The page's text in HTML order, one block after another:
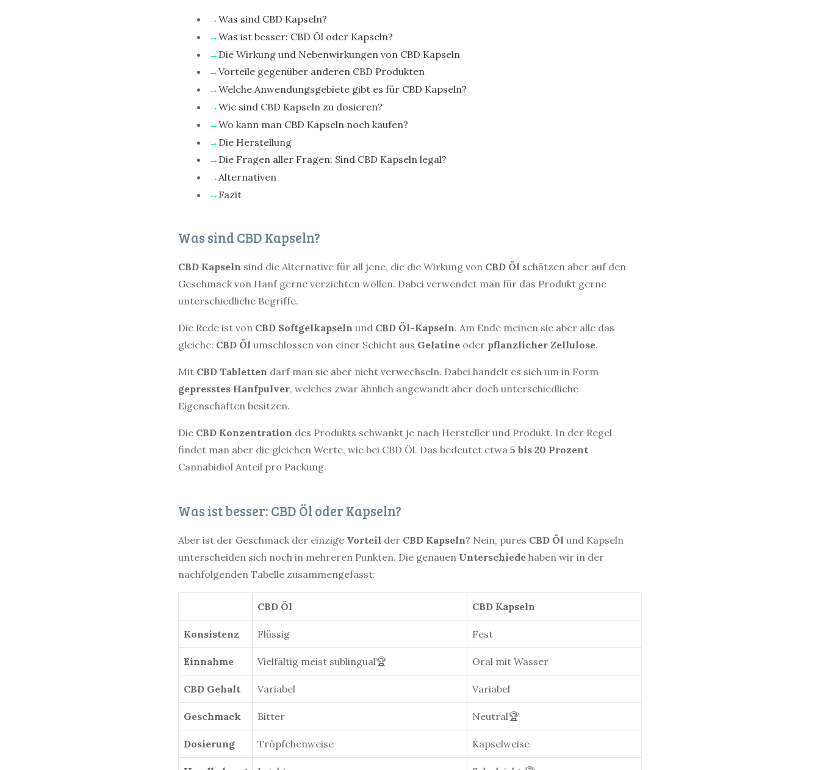
Was sind CBD Kapseln?
Was ist besser: CBD Öl oder Kapseln?
Die Wirkung und Nebenwirkungen von CBD Kapseln
Vorteile gegenüber anderen CBD Produkten
Welche Anwendungsgebiete gibt es für CBD Kapseln?
Wie sind CBD Kapseln zu dosieren?
Wo kann man CBD Kapseln noch kaufen?
Die Herstellung
Die Fragen aller Fragen: Sind CBD Kapseln legal?
Alternativen
Fazit
Was sind CBD Kapseln?
CBD Kapseln sind die Alternative für all jene, die die Wirkung von CBD Öl schätzen aber auf den
Geschmack von Hanf gerne verzichten wollen. Dabei verwendet man für das Produkt gerne
unterschiedliche Begriffe.
Die Rede ist von CBD Softgelkapseln und CBD Öl-Kapseln. Am Ende meinen sie aber alle das
gleiche: CBD Öl umschlossen von einer Schicht aus Gelatine oder pflanzlicher Zellulose.
Mit CBD Tabletten darf man sie aber nicht verwechseln. Dabei handelt es sich um in Form
gepresstes Hanfpulver, welches zwar ähnlich angewandt aber doch unterschiedliche
Eigenschaften besitzen.
Die CBD Konzentration des Produkts schwankt je nach Hersteller und Produkt. In der Regel
findet man aber die gleichen Werte, wie bei CBD Öl. Das bedeutet etwa 5 bis 20 Prozent
Cannabidiol Anteil pro Packung.
Was ist besser: CBD Öl oder Kapseln?
Aber ist der Geschmack der einzige Vorteil der CBD Kapseln? Nein, pures CBD Öl und Kapseln
unterscheiden sich noch in mehreren Punkten. Die genauen Unterschiede haben wir in der
nachfolgenden Tabelle zusammengefasst:
CBD Öl CBD Kapseln
Konsistenz Flüssig Fest
Einnahme Vielfältig meist sublingual🏆 Oral mit Wasser
CBD Gehalt Variabel Variabel
Geschmack Bitter Neutral🏆
Dosierung Tröpfchenweise Kapselweise